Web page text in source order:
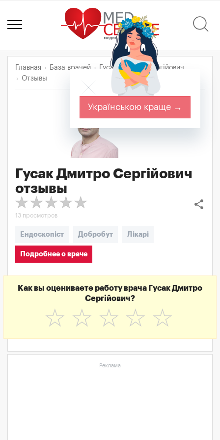
Главная База врачей
Гусак Дмитро Сергійович
Отзывы
Гусак Дмитро Сергійович
отзывы
share
13 просмотров
Ендоскопіст Добробут Лікарі
Подробнее о враче
Как вы оцениваете работу врача Гусак Дмитро
Сергійович?
☆
☆
☆
☆
☆
Реклама
Українською краще →